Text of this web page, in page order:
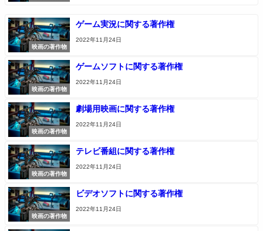
映画の著作物
ゲーム実況に関する著作権
2022年11月24日
映画の著作物
ゲームソフトに関する著作権
2022年11月24日
映画の著作物
劇場用映画に関する著作権
2022年11月24日
映画の著作物
テレビ番組に関する著作権
2022年11月24日
映画の著作物
ビデオソフトに関する著作権
2022年11月24日